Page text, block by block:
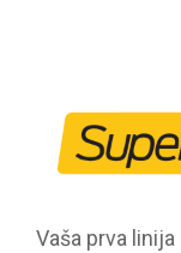
Vaša prva